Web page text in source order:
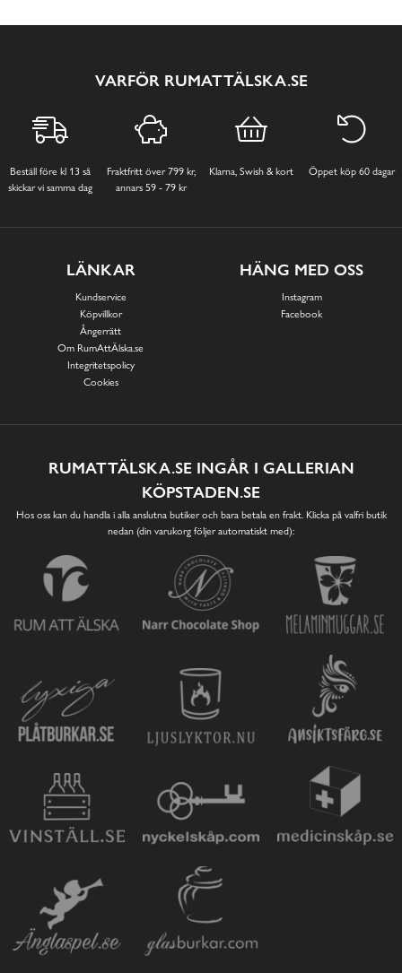
VARFÖR RUMATTÄLSKA.SE
Beställ före kl 13 så
skickar vi samma dag
Fraktfritt över 799 kr,
annars 59 - 79 kr
Klarna, Swish & kort Öppet köp 60 dagar
LÄNKAR
Kundservice
Köpvillkor
Ångerrätt
Om RumAttÄlska.se
Integritetspolicy
Cookies
HÄNG MED OSS
Instagram
Facebook
RUMATTÄLSKA.SE INGÅR I GALLERIAN
KÖPSTADEN.SE
Hos oss kan du handla i alla anslutna butiker och bara betala en frakt. Klicka på valfri butik
nedan (din varukorg följer automatiskt med):